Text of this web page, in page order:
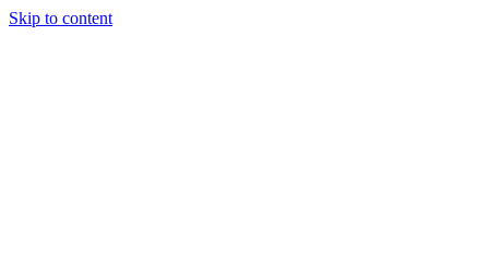
Skip to content